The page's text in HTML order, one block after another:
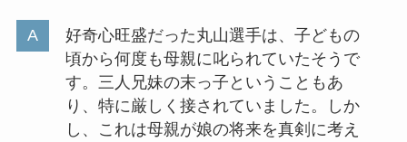
好奇心旺盛だった丸山選手は、子どもの
頃から何度も母親に叱られていたそうで
す。三人兄妹の末っ子ということもあ
り、特に厳しく接されていました。しか
し、これは母親が娘の将来を真剣に考え